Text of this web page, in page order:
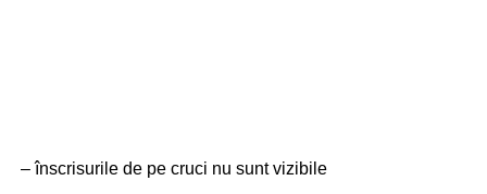
– înscrisurile de pe cruci nu sunt vizibile